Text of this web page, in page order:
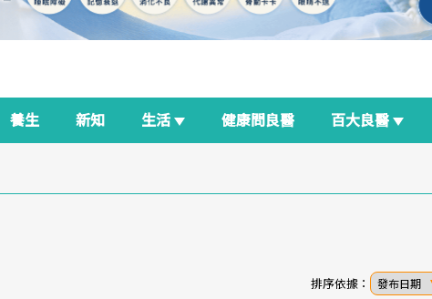
養生 新知 生活 健康問良醫 百大良醫
排序依據： 發布日期
良醫生活祭
我與健康韌性的距離